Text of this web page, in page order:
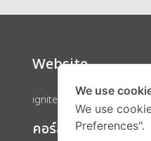
Website
ignite by OnDemand
คอร์สเรียน
We use
We use
Preferences".